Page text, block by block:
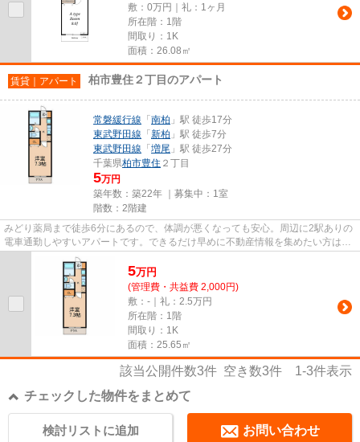
敷：0万円｜礼：1ヶ月
所在階：1階
間取り：1K
面積：26.08㎡
賃貸｜アパート 柏市豊住２丁目のアパート
常磐緩行線 「 南柏 」駅 徒歩17分
東武野田線 「 新柏 」駅 徒歩7分
東武野田線 「 増尾 」駅 徒歩27分
千葉県柏市豊住 ２丁目
5万円
築年数：築22年 ｜募集中： 1室
階数：2階建
みどり薬局まで徒歩6分にあるので、体調が悪くなっても安心。周辺に2駅ありの
電車通勤しやすいアパートです。できるだけ早めに不動産情報を集めたい方は当
社スタッフまでご連絡くださ...
5万円
(管理費・共益費 2,000円)
敷：-｜礼：2.5万円
所在階：1階
間取り：1K
面積：25.65㎡
該当公開件数3件 空き数3件 1-3件表示
チェックした物件をまとめて
お問い合わせ
検討リストに追加